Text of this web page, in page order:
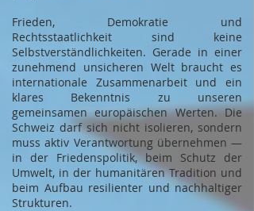
Frieden, Demokratie und
Rechtsstaatlichkeit sind keine
Selbstverständlichkeiten. Gerade in einer
zunehmend unsicheren Welt braucht es
internationale Zusammenarbeit und ein
klares Bekenntnis zu unseren
gemeinsamen europäischen Werten. Die
Schweiz darf sich nicht isolieren, sondern
muss aktiv Verantwortung übernehmen —
in der Friedenspolitik, beim Schutz der
Umwelt, in der humanitären Tradition und
beim Aufbau resilienter und nachhaltiger
Strukturen.